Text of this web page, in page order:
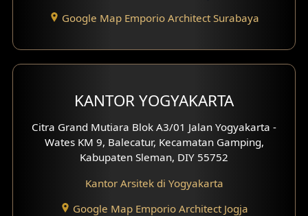
Desain Mezanin
Desain Rumah Moroccan
Desain Rumah Scandinavian
Desain Rumah Tradisional
Desain Rumah Santorini
Google Map Emporio Architect Surabaya
KANTOR YOGYAKARTA
Citra Grand Mutiara Blok A3/01 Jalan Yogyakarta -
Wates KM 9, Balecatur, Kecamatan Gamping,
Kabupaten Sleman, DIY 55752
Kantor Arsitek di Yogyakarta
Google Map Emporio Architect Jogja